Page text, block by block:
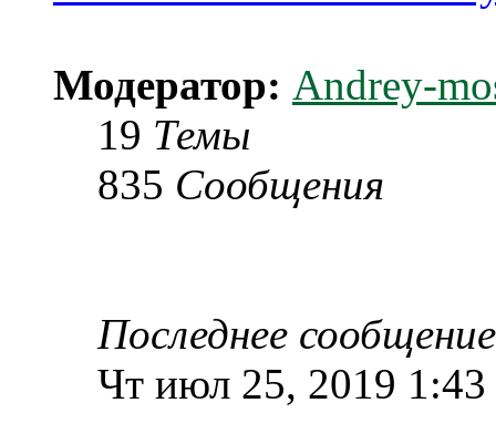
Модератор: Andrey-
19 Темы
835 Сообщения
Последнее сообщение
Чт июл 25, 2019 1:43